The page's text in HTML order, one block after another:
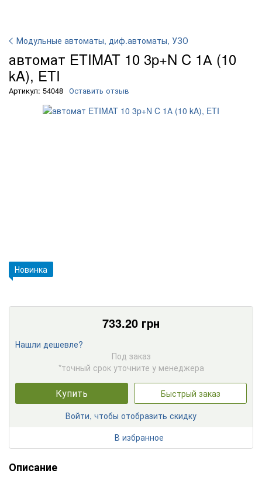
Модульные автоматы, диф.автоматы, УЗО
автомат ETIMAT 10 3p+N C 1А (10
kA), ETI
Артикул: 54048 Оставить отзыв
Новинка
733.20 грн
Нашли дешевле?
Под заказ
*точный срок уточните у менеджера
Купить
Быстрый заказ
Войти, чтобы отобразить скидку
В избранное
Описание